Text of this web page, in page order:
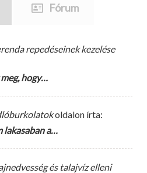
Fórum
repedéseinek kezelése
hogy…
oldalon írta:
lakasaban a…
és talajvíz elleni